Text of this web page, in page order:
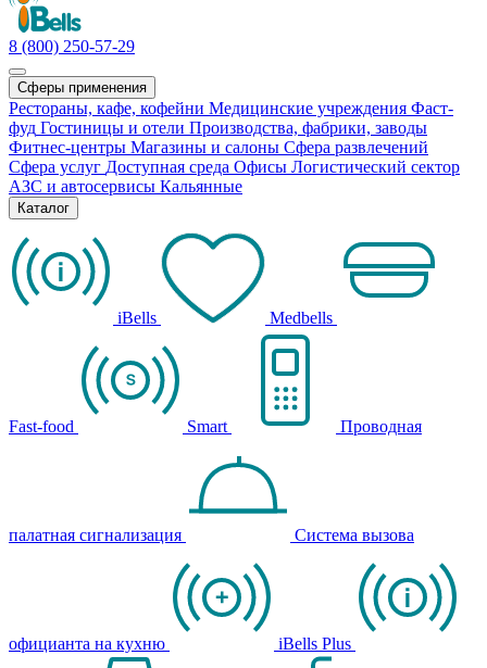
8 (800) 250-57-29
Сферы применения
Рестораны, кафе, кофейни Медицинские учреждения Фаст-
фуд Гостиницы и отели Производства, фабрики, заводы
Фитнес-центры Магазины и салоны Сфера развлечений
Сфера услуг Доступная среда Офисы Логистический сектор
АЗС и автосервисы Кальянные
Каталог
iBells Medbells
Fast-food Smart Проводная
палатная сигнализация Система вызова
официанта на кухню iBells Plus